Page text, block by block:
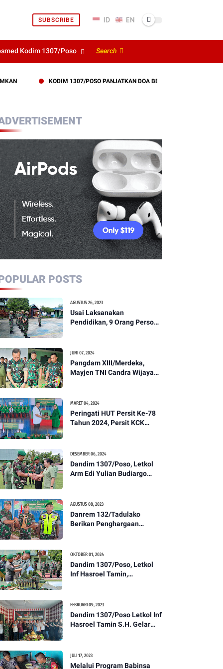
SUBSCRIBE
Kodim 1307/Poso Search
KODIM 1307/POSO PANJATKAN DOA BERSAMA DEMI SUKSESNYA
POSTS
AGUSTUS 26, 2023
Usai Laksanakan
Pendidikan, 9 Orang Personil
Ikuti Apel Pagi Dan
Pengecekan
JUNI 07, 2024
Pangdam XIII/Merdeka,
Mayjen TNI Candra Wijaya
MARET 04, 2024
Peringati HUT Persit Ke-78
Tahun 2024, Persit KCK
Kesehatan Tentang
Pencegahan DBD
DESEMBER 06, 2024
Dandim 1307/Poso, Letkol
Arm Edi Yulian Budiargo
1307/Poso
AGUSTUS 08, 2023
Danrem 132/Tadulako
Berikan Penghargaan
OKTOBER 01, 2024
Dandim 1307/Poso, Letkol
Inf Hasroel Tamin,
Kenaikan Pangkat Personel
Kodim 1307/Poso
FEBRUARI 09, 2023
Dandim 1307/Poso Letkol Inf
Hasroel Tamin S.H. Gelar
Tahun 2023
JULI 17, 2023
Melalui Program Babinsa